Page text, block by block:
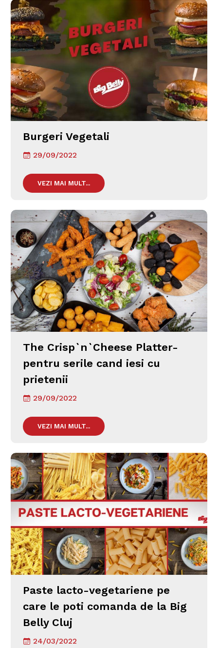
Burgeri Vegetali
29/09/2022
VEZI MAI MULT...
The Crisp`n`Cheese Platter-
pentru serile cand iesi cu
prietenii
29/09/2022
VEZI MAI MULT...
Paste lacto-vegetariene pe
care le poti comanda de la Big
Belly Cluj
24/03/2022